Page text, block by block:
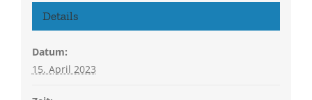
Details
Datum:
15. April 2023